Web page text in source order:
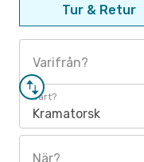
Tur & Retur
Varifrån?
Vart?
Kramatorsk
När?